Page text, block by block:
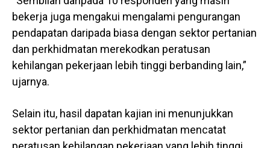
bekerja juga mengakui mengalami pengurangan
pendapatan daripada biasa dengan sektor pertanian
dan perkhidmatan merekodkan peratusan
kehilangan pekerjaan lebih tinggi berbanding lain,”
ujarnya.
Selain itu, hasil dapatan kajian ini menunjukkan
sektor pertanian dan perkhidmatan mencatat